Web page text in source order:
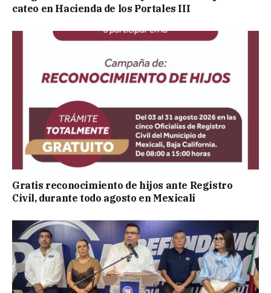
cateo en Hacienda de los Portales III
Gratis reconocimiento de hijos ante Registro
Civil, durante todo agosto en Mexicali